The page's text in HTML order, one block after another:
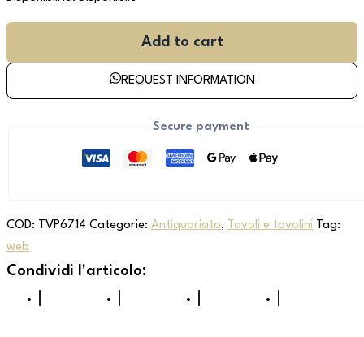
Add to cart
REQUEST INFORMATION
Secure payment
COD: TVP6714 Categorie: Antiquariato, Tavoli e tavolini
Tag:
web